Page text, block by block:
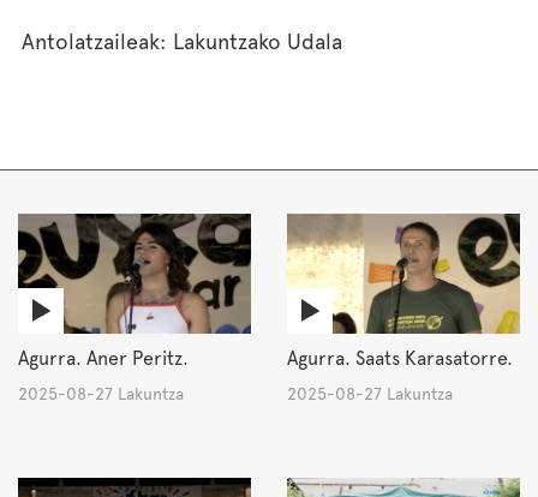
Antolatzaileak: Lakuntzako Udala
Agurra. Aner Peritz.
2025-08-27 Lakuntza
Agurra. Saats Karasatorre.
2025-08-27 Lakuntza